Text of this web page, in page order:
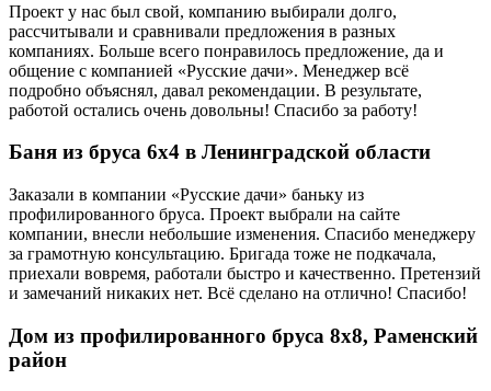
Проект у нас был свой, компанию выбирали долго,
рассчитывали и сравнивали предложения в разных
компаниях. Больше всего понравилось предложение, да и
общение с компанией «Русские дачи». Менеджер всё
подробно объяснял, давал рекомендации. В результате,
работой остались очень довольны! Спасибо за работу!
Баня из бруса 6х4 в Ленинградской области
Заказали в компании «Русские дачи» баньку из
профилированного бруса. Проект выбрали на сайте
компании, внесли небольшие изменения. Спасибо менеджеру
за грамотную консультацию. Бригада тоже не подкачала,
приехали вовремя, работали быстро и качественно. Претензий
и замечаний никаких нет. Всё сделано на отлично! Спасибо!
Дом из профилированного бруса 8х8, Раменский
район